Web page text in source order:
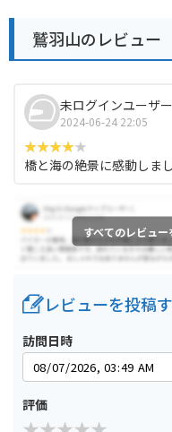
鷲羽山のレビュー
未ログインユーザー
2024-06-24 22:05
橋と海の絶景に感動しまし
すべてのレビュ
レビューを投稿
訪問日時
評価